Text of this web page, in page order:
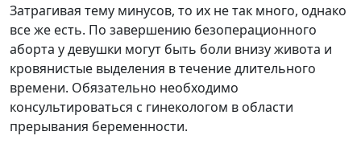
Затрагивая тему минусов, то их не так много, однако
все же есть. По завершению безоперационного
аборта у девушки могут быть боли внизу живота и
кровянистые выделения в течение длительного
времени. Обязательно необходимо
консультироваться с гинекологом в области
прерывания беременности.